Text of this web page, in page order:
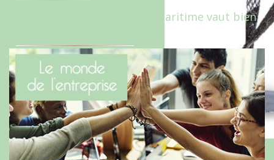
Le Benaise de la Charente-Maritime vaut bien